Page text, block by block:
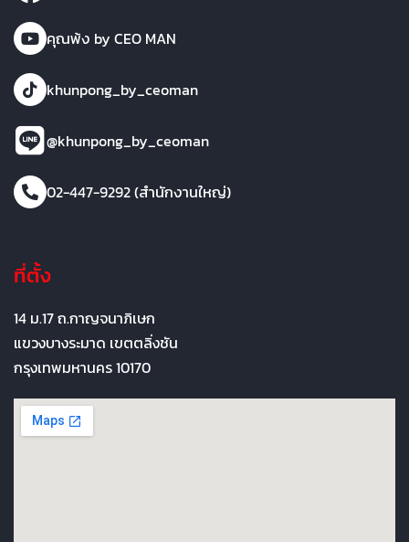
คุณพ้ง by CEO MAN
khunpong_by_ceoman
@khunpong_by_ceoman
02-447-9292 (สำนักงานใหญ่)
ที่ตั้ง
14 ม.17 ถ.กาญจนาภิเษก
แขวงบางระมาด เขตตลิ่งชัน
กรุงเทพมหานคร 10170